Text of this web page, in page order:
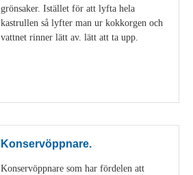
grönsaker. Istället för att lyfta hela
kastrullen så lyfter man ur kokkorgen och
vattnet rinner lätt av. lätt att ta upp.
Konservöppnare.
Konservöppnare som har fördelen att